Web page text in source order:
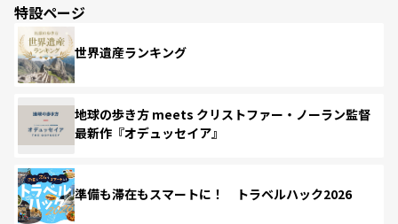
特設ページ
世界遺産ランキング
地球の歩き方 meets クリストファー・ノーラン監督
最新作『オデュッセイア』
準備も滞在もスマートに！ トラベルハック2026